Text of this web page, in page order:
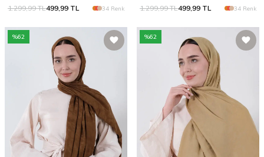
1.299,99TL499,99 TL 34 Renk 1.299,99TL499,99 TL 34 Renk
%62 %62